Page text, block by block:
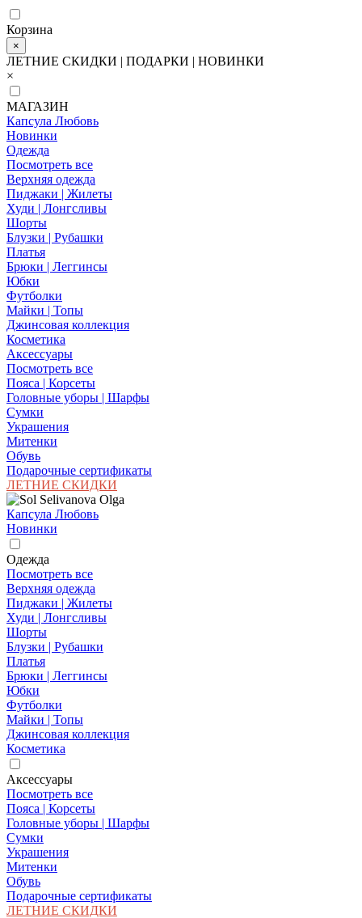
Корзина
×
ЛЕТНИЕ СКИДКИ | ПОДАРКИ | НОВИНКИ
×
МАГАЗИН
Капсула Любовь
Новинки
Одежда
Посмотреть все
Верхняя одежда
Пиджаки | Жилеты
Худи | Лонгсливы
Шорты
Блузки | Рубашки
Платья
Брюки | Леггинсы
Юбки
Футболки
Майки | Топы
Джинсовая коллекция
Косметика
Аксессуары
Посмотреть все
Пояса | Корсеты
Головные уборы | Шарфы
Сумки
Украшения
Митенки
Обувь
Подарочные сертификаты
ЛЕТНИЕ СКИДКИ
Капсула Любовь
Новинки
Одежда
Посмотреть все
Верхняя одежда
Пиджаки | Жилеты
Худи | Лонгсливы
Шорты
Блузки | Рубашки
Платья
Брюки | Леггинсы
Юбки
Футболки
Майки | Топы
Джинсовая коллекция
Косметика
Аксессуары
Посмотреть все
Пояса | Корсеты
Головные уборы | Шарфы
Сумки
Украшения
Митенки
Обувь
Подарочные сертификаты
ЛЕТНИЕ СКИДКИ